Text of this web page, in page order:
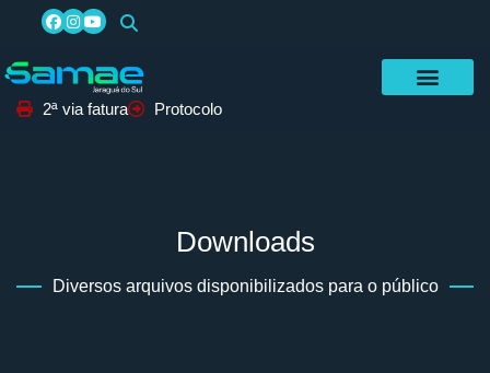
2ª via fatura Protocolo
Downloads
Diversos arquivos disponibilizados para o público